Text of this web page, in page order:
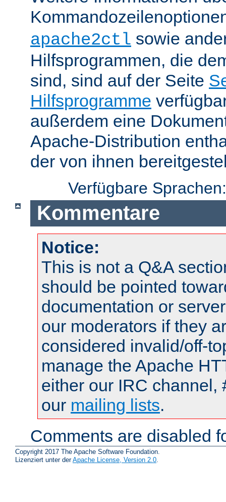
apache2ctl sowie
Hilfsprogrammen, die
sind, sind auf der Seite
Hilfsprogramme
außerdem eine
Apache-Distribution
der von ihnen
Verfügbare
Kommentare
Notice:
This is not a Q&A
should be pointed
documentation or
our moderators if they
considered invalid/off-
manage the Apache
either our IRC channel,
our mailing lists.
Comments are disabled
Copyright 2017 The Apache Software Foundation.
Lizenziert unter derApache License, Version 2.0